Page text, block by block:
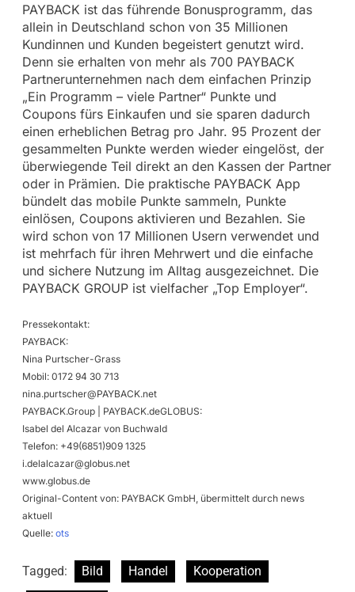
PAYBACK ist das führende Bonusprogramm, das
allein in Deutschland schon von 35 Millionen
Kundinnen und Kunden begeistert genutzt wird.
Denn sie erhalten von mehr als 700 PAYBACK
Partnerunternehmen nach dem einfachen Prinzip
„Ein Programm – viele Partner“ Punkte und
Coupons fürs Einkaufen und sie sparen dadurch
einen erheblichen Betrag pro Jahr. 95 Prozent der
gesammelten Punkte werden wieder eingelöst, der
überwiegende Teil direkt an den Kassen der Partner
oder in Prämien. Die praktische PAYBACK App
bündelt das mobile Punkte sammeln, Punkte
einlösen, Coupons aktivieren und Bezahlen. Sie
wird schon von 17 Millionen Usern verwendet und
ist mehrfach für ihren Mehrwert und die einfache
und sichere Nutzung im Alltag ausgezeichnet. Die
PAYBACK GROUP ist vielfacher „Top Employer“.
Pressekontakt:
PAYBACK:
Nina Purtscher-Grass
Mobil: 0172 94 30 713
nina.purtscher@PAYBACK.net
PAYBACK.Group | PAYBACK.deGLOBUS:
Isabel del Alcazar von Buchwald
Telefon: +49(6851)909 1325
i.delalcazar@globus.net
www.globus.de
Original-Content von: PAYBACK GmbH, übermittelt durch news
aktuell
Quelle: ots
Tagged: Bild Handel
Kooperation